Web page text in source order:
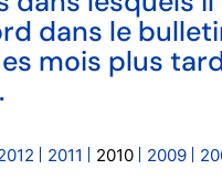
dans le
mois plus
2011 2010 2009